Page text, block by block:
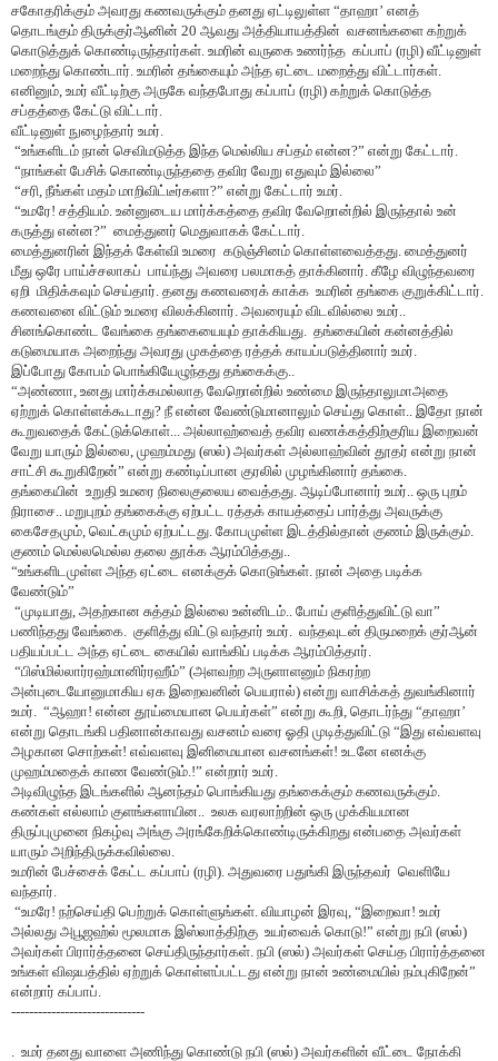
சகோதரிக்கும் அவரது கணவருக்கும் தனது ஏட்டிலுள்ள “தாஹா’ எனத்
தொடங்கும் திருக்குர்ஆனின் 20 ஆவது அத்தியாயத்தின் வசனங்களை கற்றுக்
கொடுத்துக் கொண்டிருந்தார்கள். உமரின் வருகை உணர்ந்த கப்பாப் (ரழி) வீட்டினுள்
மறைந்து கொண்டார். உமரின் தங்கையும் அந்த ஏட்டை மறைத்து விட்டார்கள்.
எனினும் உமர் வீட்டிற்கு அருகே வந்தபோது கப்பாப் (ரழி) கற்றுக் கொடுத்த
சப்தத்தை கேட்டு விட்டார்.
வீட்டினுள் நுழைந்தார் உமர்.
“உங்களிடம் நான் செவிமடுத்த இந்த மெல்லிய சப்தம் என்ன?” என்று கேட்டார்.
“நாங்கள் பேசிக் கொண்டிருந்ததை தவிர வேறு எதுவும் இல்லை”
“சரி, நீங்கள் மதம் மாறிவிட்டீர்களா?” என்று கேட்டார் உமர்.
“உமரே! சத்தியம். உன்னுடைய மார்க்கத்தை தவிர வேறொன்றில் இருந்தால் உன்
கருத்து என்ன?” மைத்துனர் மெதுவாகக் கேட்டார்.
மைத்துனரின் இந்தக் கேள்வி உமரை கடுஞ்சினம் கொள்ளவைத்தது. மைத்துனர்
மீது ஒரே பாய்ச்சலாகப் பாய்ந்து அவரை பலமாகத் தாக்கினார். கீழே விழுந்தவரை
ஏறி மிதிக்கவும் செய்தார். தனது கணவரைக் காக்க உமரின் தங்கை குறுக்கிட்டார்.
கணவனை விட்டும் உமரை விலக்கினார். அவரையும் விடவில்லை உமர்..
சினங்கொண்ட வேங்கை தங்கையையும் தாக்கியது. தங்கையின் கன்னத்தில்
கடுமையாக அறைந்து அவரது முகத்தை ரத்தக் காயப்படுத்தினார் உமர்.
இப்போது கோபம் பொங்கியேழுந்தது தங்கைக்கு..
“அண்ணா, உனது மார்க்கமல்லாத வேறொன்றில் உண்மை இருந்தாலுமாஅதை
ஏற்றுக் கொள்ளக்கூடாது? நீ என்ன வேண்டுமானாலும் செய்து கொள்.. இதோ நான்
கூறுவதைக் கேட்டுக்கொள்... அல்லாஹ்வைத் தவிர வணக்கத்திற்குரிய இறைவன்
வேறு யாரும் இல்லை முஹம்மது (ஸல்) அவர்கள் அல்லாஹ்வின் தூதர் என்று நான்
சாட்சி கூறுகிறேன்” என்று கண்டிப்பான குரலில் முழங்கினார் தங்கை.
தங்கையின் உறுதி உமரை நிலைகுலைய வைத்தது. ஆடிப்போனார் உமர்.. ஒரு புறம்
நிராசை.. மறுபுறம் தங்கைக்கு ஏற்பட்ட ரத்தக் காயத்தைப் பார்த்து அவருக்கு
கைசேதமும் வெட்கமும் ஏற்பட்டது. கோபமுள்ள இடத்தில்தான் குணம் இருக்கும்.
குணம் மெல்லமெல்ல தலை தூக்க ஆரம்பித்தது..
“உங்களிடமுள்ள அந்த ஏட்டை எனக்குக் கொடுங்கள். நான் அதை படிக்க
வேண்டும்”
“முடியாது, அதற்கான சுத்தம் இல்லை உன்னிடம்.. போய் குளித்துவிட்டு வா”
பணிந்தது வேங்கை. குளித்து விட்டு வந்தார் உமர். வந்தவுடன் திருமறைக் குர்ஆன்
பதியப்பட்ட அந்த ஏட்டை கையில் வாங்கிப் படிக்க ஆரம்பித்தார்.
“பிஸ்மில்லார்ரஹ்மானிர்ரஹீம்” (அளவற்ற அருளாளனும் நிகரற்ற
அன்புடையோனுமாகிய ஏக இறைவனின் பெயரால்) என்று வாசிக்கத் துவங்கினார்
உமர். “ஆஹா! என்ன தூய்மையான பெயர்கள்” என்று கூறி தொடர்ந்து “தாஹா’
என்று தொடங்கி பதினான்காவது வசனம் வரை ஓதி முடித்துவிட்டு “இது எவ்வளவு
அழகான சொற்கள்! எவ்வளவு இனிமையான வசனங்கள்! உடனே எனக்கு
முஹம்மதைக் காண வேண்டும்.!” என்றார் உமர்.
அடிவிழுந்த இடங்களில் ஆனந்தம் பொங்கியது தங்கைக்கும் கணவருக்கும்.
கண்கள் எல்லாம் குளங்களாயின.. உலக வரலாற்றின் ஒரு முக்கியமான
திருப்புமுனை நிகழ்வு அங்கு அரங்கேறிக்கொண்டிருக்கிறது என்பதை அவர்கள்
யாரும் அறிந்திருக்கவில்லை.
உமரின் பேச்சைக் கேட்ட கப்பாப் (ரழி). அதுவரை பதுங்கி இருந்தவர் வெளியே
வந்தார்.
“உமரே! நற்செய்தி பெற்றுக் கொள்ளுங்கள். வியாழன் இரவு , “இறைவா! உமர்
அல்லது அபூஜஹ்ல் மூலமாக இஸ்லாத்திற்கு உயர்வைக் கொடு!” என்று நபி (ஸல்)
அவர்கள் பிரார்த்தனை செய்திருந்தார்கள். நபி (ஸல்) அவர்கள் செய்த பிரார்த்தனை
உங்கள் விஷயத்தில் ஏற்றுக் கொள்ளப்பட்டது என்று நான் உண்மையில் நம்புகிறேன்”
என்றார் கப்பாப்.
------------------------------
. உமர் தனது வாளை அணிந்து கொண்டு நபி (ஸல்) அவர்களின் வீட்டை நோக்கி